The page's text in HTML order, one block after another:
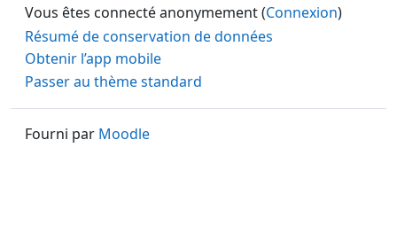
Vous êtes connecté anonymement (Connexion)
Résumé de conservation de données
Obtenir l’app mobile
Passer au thème standard
Fourni par Moodle